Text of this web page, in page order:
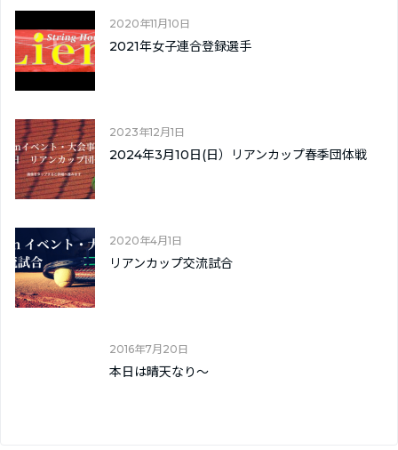
2020年11月10日
2021年女子連合登録選手
2023年12月1日
2024年3月10日(日）リアンカップ春季団体戦
2020年4月1日
リアンカップ交流試合
2016年7月20日
本日は晴天なり～